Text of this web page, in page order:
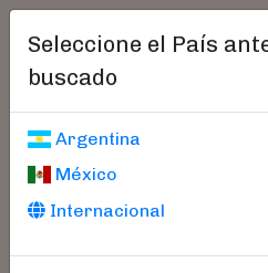
Seleccione el País
buscado
Argentina
México
Internacional
Libros
Parámetros